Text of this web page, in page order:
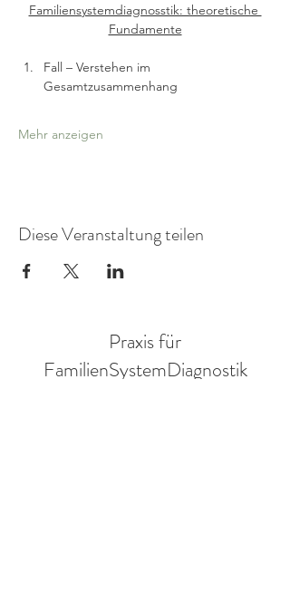
Familiensystemdiagnosstik: theoretische
Fundamente
Fall – Verstehen im
Gesamtzusammenhang
Mehr anzeigen
Diese Veranstaltung teilen
Praxis für
FamilienSystemDiagnostik